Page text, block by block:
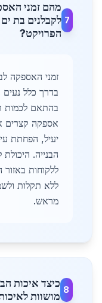
7
מהם זמני
לקבלנים בת
הפרויקט?
זמני האספקה
בדרך כלל נעים
בהתאם לכמות
אספקה קצרים
יעיל, הפחתת
הבנייה.
ללקוחות באזור
ללא תקלות
מראש.
8
כיצד איכות
מושוות